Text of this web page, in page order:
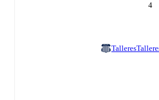
4
Talleres